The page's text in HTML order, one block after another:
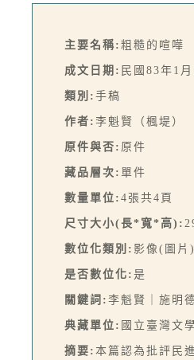
主要名稱: 粗糙的喧嘩
成文日期: 民國83年1月
類別: 手稿
作者: 李魁賢（楓堤）
原件與否: 原件
藏品層次: 單件
數量單位: 4張共4頁
尺寸大小(長*寬*高):
數位化類別: 影像(圖片)
是否數位化: 是
關鍵詞: 李魁賢｜施明
典藏單位: 國立臺灣文
摘要: 本篇認為批評民